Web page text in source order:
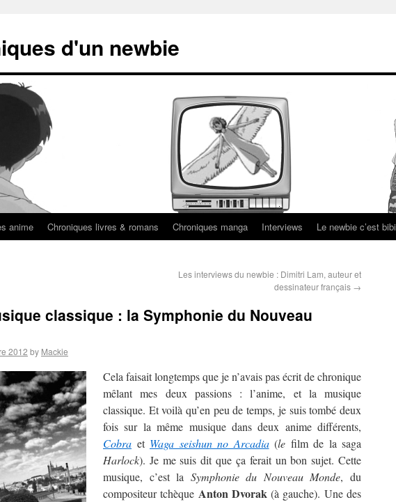
d'un newbie
anime Chroniques livres & romans Chroniques manga Interviews Le newbie c’est bibi
Les interviews du newbie : Dimitri Lam, auteur et
dessinateur français →
classique : la Symphonie du Nouveau
2012 by Mackie
Cela faisait longtemps que je n’avais pas écrit de chronique
mêlant mes deux passions : l’anime, et la musique
classique. Et voilà qu’en peu de temps, je suis tombé deux
fois sur la même musique dans deux anime différents,
Cobra et Waga seishun no Arcadia(le film de la saga
Harlock). Je me suis dit que ça ferait un bon sujet. Cette
musique, c’est la Symphonie du Nouveau Monde, du
compositeur tchèque Anton Dvorak(à gauche). Une des